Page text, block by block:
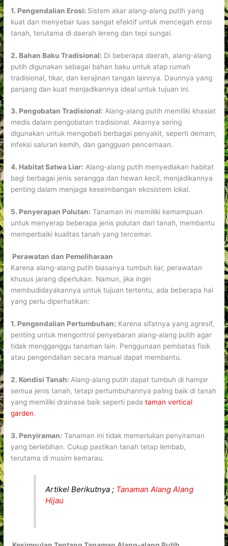
1. Pengendalian Erosi: Sistem akar alang-alang putih yang
kuat dan menyebar luas sangat efektif untuk mencegah erosi
tanah, terutama di daerah lereng dan tepi sungai.
2. Bahan Baku Tradisional: Di beberapa daerah, alang-alang
putih digunakan sebagai bahan baku untuk atap rumah
tradisional, tikar, dan kerajinan tangan lainnya. Daunnya yang
panjang dan kuat menjadikannya ideal untuk tujuan ini.
3. Pengobatan Tradisional: Alang-alang putih memiliki khasiat
medis dalam pengobatan tradisional. Akarnya sering
digunakan untuk mengobati berbagai penyakit, seperti demam,
infeksi saluran kemih, dan gangguan pencernaan.
4. Habitat Satwa Liar: Alang-alang putih menyediakan habitat
bagi berbagai jenis serangga dan hewan kecil, menjadikannya
penting dalam menjaga keseimbangan ekosistem lokal.
5. Penyerapan Polutan: Tanaman ini memiliki kemampuan
untuk menyerap beberapa jenis polutan dari tanah, membantu
memperbaiki kualitas tanah yang tercemar.
Perawatan dan Pemeliharaan
Karena alang-alang putih biasanya tumbuh liar, perawatan
khusus jarang diperlukan. Namun, jika ingin
membudidayakannya untuk tujuan tertentu, ada beberapa hal
yang perlu diperhatikan:
1. Pengendalian Pertumbuhan: Karena sifatnya yang agresif,
penting untuk mengontrol penyebaran alang-alang putih agar
tidak mengganggu tanaman lain. Penggunaan pembatas fisik
atau pengendalian secara manual dapat membantu.
2. Kondisi Tanah: Alang-alang putih dapat tumbuh di hampir
semua jenis tanah, tetapi pertumbuhannya paling baik di tanah
yang memiliki drainase baik seperti padataman vertical
garden.
3. Penyiraman: Tanaman ini tidak memerlukan penyiraman
yang berlebihan. Cukup pastikan tanah tetap lembab,
terutama di musim kemarau.
Artikel Berikutnya ; Tanaman Alang Alang
Hijau